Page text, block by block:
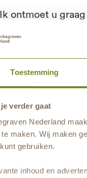
Toestemming
verder gaat
Nederland
te maken. Wij maken
gebruiken.
inhoud en
Ik ontmoet u